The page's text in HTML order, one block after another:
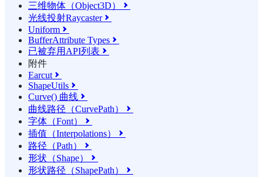
三维物体（Object3D） 
光线投射Raycaster
Uniform 
BufferAttribute Types 
已被弃用API列表 
附件
Earcut 
ShapeUtils 
Curve() 曲线 
曲线路径（CurvePath） 
字体（Font） 
插值（Interpolations） 
路径（Path） 
形状（Shape） 
形状路径（ShapePath） 